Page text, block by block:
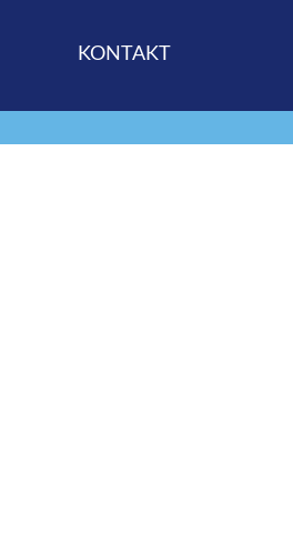
KONTAKT